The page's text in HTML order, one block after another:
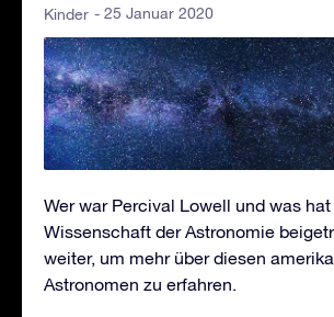
Kinder - 25 Januar 2020
Wer war Percival Lowell und was hat
Wissenschaft der Astronomie
weiter, um mehr über diesen
Astronomen zu erfahren.